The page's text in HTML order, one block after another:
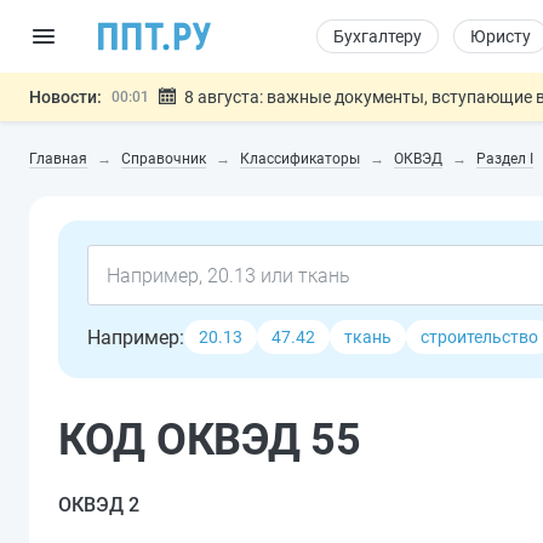
Бухгалтеру Юристу
Новости: 00:01 8 августа: важные документы, вступающие
07.08 Дистанционную работу беременных пропишут
Главная Справочник Классификаторы ОКВЭД Раздел I
Например: 20.13 47.42 ткань строительство
КОД ОКВЭД 55
ОКВЭД 2